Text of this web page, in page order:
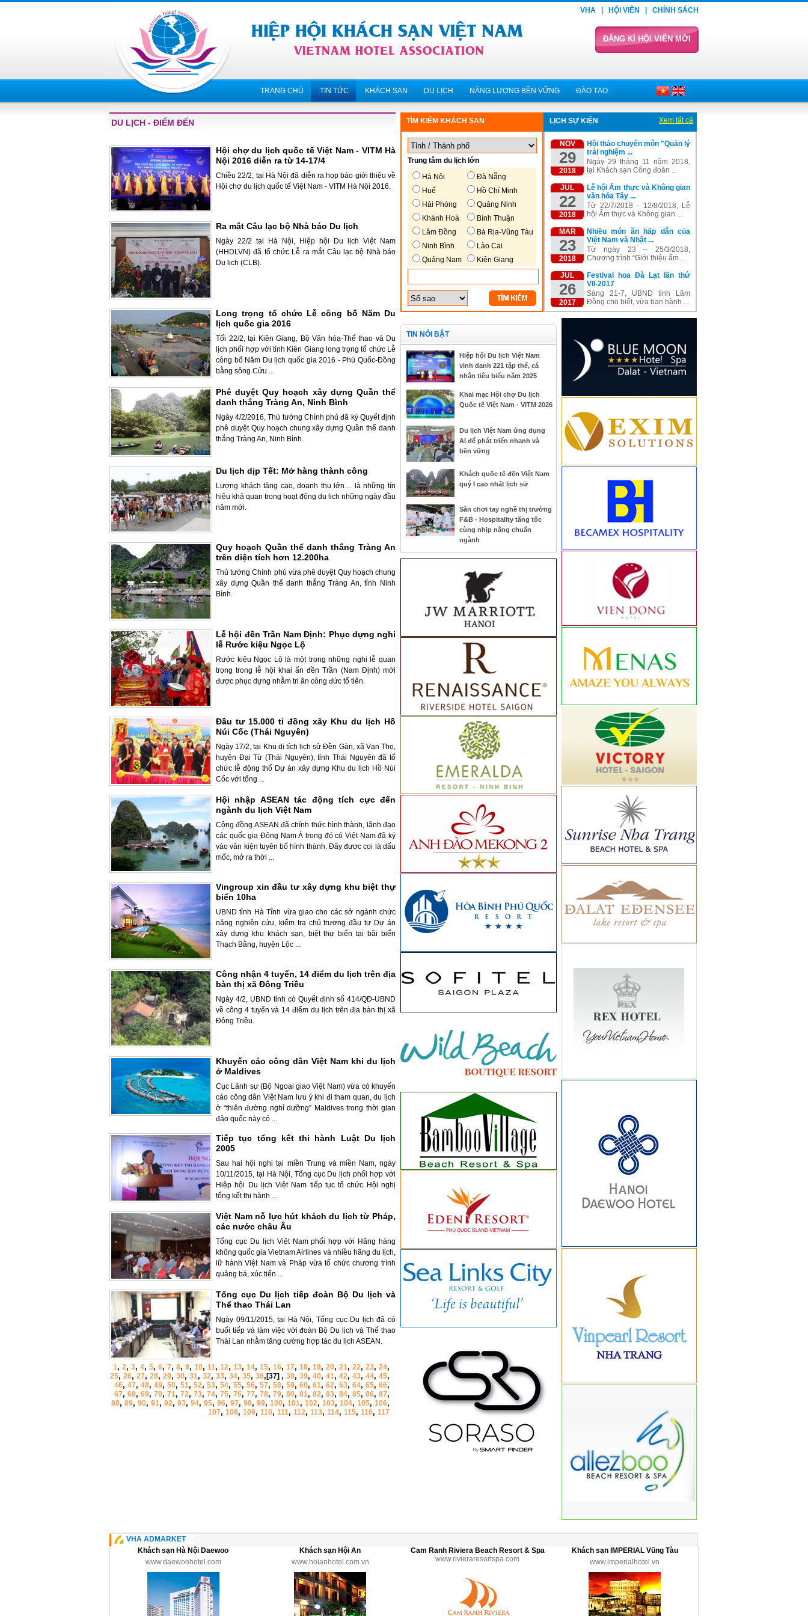
VHA HỘI VIÊN CHÍNH SÁCH
ĐĂNG KÍ HỘI VIÊN MỚI
TRANG CHỦ TIN TỨC KHÁCH SẠN DU LỊCH NĂNG LƯỢNG BỀN VỮNG ĐÀO TẠO
DU LỊCH - ĐIỂM ĐẾN
Hội chợ du lịch quốc tế Việt Nam - VITM Hà
Nội 2016 diễn ra từ 14-17/4
Chiều 22/2, tại Hà Nội đã diễn ra họp báo giới thiệu về
Hội chợ du lịch quốc tế Việt Nam - VITM Hà Nội 2016.
Ra mắt Câu lạc bộ Nhà báo Du lịch
Ngày 22/2 tại Hà Nội, Hiệp hội Du lịch Việt Nam
(HHDLVN) đã tổ chức Lễ ra mắt Câu lạc bộ Nhà báo
Du lịch (CLB).
Long trọng tổ chức Lễ công bố Năm Du
lịch quốc gia 2016
Tối 22/2, tại Kiên Giang, Bộ Văn hóa-Thể thao và Du
lịch phối hợp với tỉnh Kiên Giang long trọng tổ chức Lễ
công bố Năm Du lịch quốc gia 2016 - Phú Quốc-Đồng
bằng sông Cửu ...
Phê duyệt Quy hoạch xây dựng Quần thể
danh thắng Tràng An, Ninh Bình
Ngày 4/2/2016, Thủ tướng Chính phủ đã ký Quyết định
phê duyệt Quy hoạch chung xây dựng Quần thể danh
thắng Tràng An, Ninh Bình.
Du lịch dịp Tết: Mở hàng thành công
Lượng khách tăng cao, doanh thu lớn… là những tín
hiệu khả quan trong hoạt động du lịch những ngày đầu
năm mới.
Quy hoạch Quần thể danh thắng Tràng An
trên diện tích hơn 12.200ha
Thủ tướng Chính phủ vừa phê duyệt Quy hoạch chung
xây dựng Quần thể danh thắng Tràng An, tỉnh Ninh
Bình.
Lễ hội đền Trần Nam Định: Phục dựng nghi
lễ Rước kiệu Ngọc Lộ
Rước kiệu Ngọc Lộ là một trong những nghi lễ quan
trọng trong lễ hội khai ấn đền Trần (Nam Định) mới
được phục dựng nhằm tri ân công đức tổ tiên.
Đầu tư 15.000 tỉ đồng xây Khu du lịch Hồ
Núi Cốc (Thái Nguyên)
Ngày 17/2, tại Khu di tích lịch sử Đền Gàn, xã Vạn Thọ,
huyện Đại Từ (Thái Nguyên), tỉnh Thái Nguyên đã tổ
chức lễ động thổ Dự án xây dựng Khu du lịch Hồ Núi
Cốc với tổng ...
Hội nhập ASEAN tác động tích cực đến
ngành du lịch Việt Nam
Cộng đồng ASEAN đã chính thức hình thành, lãnh đạo
các quốc gia Đông Nam Á trong đó có Việt Nam đã ký
vào văn kiện tuyên bố hình thành. Đây được coi là dấu
mốc, mở ra thời ...
Vingroup xin đầu tư xây dựng khu biệt thự
biển 10ha
UBND tỉnh Hà Tĩnh vừa giao cho các sở ngành chức
năng nghiên cứu, kiểm tra chủ trương đầu tư Dự án
xây dựng khu khách sạn, biệt thự biển tại bãi biển
Thạch Bằng, huyện Lộc ...
Công nhận 4 tuyến, 14 điểm du lịch trên địa
bàn thị xã Đông Triều
Ngày 4/2, UBND tỉnh có Quyết định số 414/QĐ-UBND
về công 4 tuyến và 14 điểm du lịch trên địa bàn thị xã
Đông Triều.
Khuyến cáo công dân Việt Nam khi du lịch
ở Maldives
Cục Lãnh sự (Bộ Ngoại giao Việt Nam) vừa có khuyến
cáo công dân Việt Nam lưu ý khi đi tham quan, du lịch
ở “thiên đường nghỉ dưỡng” Maldives trong thời gian
đảo quốc này có ...
Tiếp tục tổng kết thi hành Luật Du lịch
2005
Sau hai hội nghị tại miền Trung và miền Nam, ngày
10/11/2015, tại Hà Nội, Tổng cục Du lịch phối hợp với
Hiệp hội Du lịch Việt Nam tiếp tục tổ chức Hội nghị
tổng kết thi hành ...
Việt Nam nỗ lực hút khách du lịch từ Pháp,
các nước châu Âu
Tổng cục Du lịch Việt Nam phối hợp với Hãng hàng
không quốc gia Vietnam Airlines và nhiều hãng du lịch,
lữ hành Việt Nam và Pháp vừa tổ chức chương trình
quảng bá, xúc tiến ...
Tổng cục Du lịch tiếp đoàn Bộ Du lịch và
Thể thao Thái Lan
Ngày 09/11/2015, tại Hà Nội, Tổng cục Du lịch đã có
buổi tiếp và làm việc với đoàn Bộ Du lịch và Thể thao
Thái Lan nhằm tăng cường hợp tác du lịch ASEAN.
1, 2, 3, 4, 5, 6, 7, 8, 9, 10, 11, 12, 13, 14, 15, 16, 17, 18, 19, 20, 21, 22, 23, 24,
25, 26, 27, 28, 29, 30, 31, 32, 33, 34, 35, 36, [37] , 38, 39, 40, 41, 42, 43, 44, 45,
46, 47, 48, 49, 50, 51, 52, 53, 54, 55, 56, 57, 58, 59, 60, 61, 62, 63, 64, 65, 66,
67, 68, 69, 70, 71, 72, 73, 74, 75, 76, 77, 78, 79, 80, 81, 82, 83, 84, 85, 86, 87,
88, 89, 90, 91, 92, 93, 94, 95, 96, 97, 98, 99, 100, 101, 102, 103, 104, 105, 106,
107, 108, 109, 110, 111, 112, 113, 114, 115, 116, 117
TÌM KIẾM KHÁCH SẠN
Trung tâm du lịch lớn
Hà Nội
Đà Nẵng
Huế
Hồ Chí Minh
Hải Phòng
Quảng Ninh
Khánh Hoà
Bình Thuận
Lâm Đồng
Bà Rịa-Vũng Tàu
Ninh Bình
Lào Cai
Quảng Nam
Kiên Giang
LỊCH SỰ KIỆN Xem tất cả
NOV
29
2018
Hội thảo chuyên môn "Quản lý
trải nghiệm ...
Ngày 29 tháng 11 năm 2018,
tại Khách sạn Công đoàn ...
JUL
22
2018
Lễ hội Ẩm thực và Không gian
văn hóa Tây ...
Từ 22/7/2018 - 12/8/2018, Lễ
hội Ẩm thực và Không gian ...
MAR
23
2018
Nhiều món ăn hấp dẫn của
Việt Nam và Nhật ...
Từ ngày 23 – 25/3/2018,
Chương trình “Giới thiệu ẩm ...
JUL
26
2017
Festival hoa Đà Lạt lần thứ
VII-2017
Sáng 21-7, UBND tỉnh Lâm
Đồng cho biết, vừa ban hành ...
TIN NỔI BẬT
Hiệp hội Du lịch Việt Nam
vinh danh 221 tập thể, cá
nhân tiêu biểu năm 2025
Khai mạc Hội chợ Du lịch
Quốc tế Việt Nam - VITM 2026
Du lịch Việt Nam ứng dụng
AI để phát triển nhanh và
bền vững
Khách quốc tế đến Việt Nam
quý I cao nhất lịch sử
Sân chơi tay nghề thị trường
F&B - Hospitality tăng tốc
cùng nhịp nâng chuẩn
ngành
VHA ADMARKET
Khách sạn Hà Nội Daewoo
www.daewoohotel.com
Khách sạn Hội An
www.hoianhotel.com.vn
Cam Ranh Riviera Beach Resort & Spa
www.rivieraresortspa.com
Khách sạn IMPERIAL Vũng Tàu
www.imperialhotel.vn